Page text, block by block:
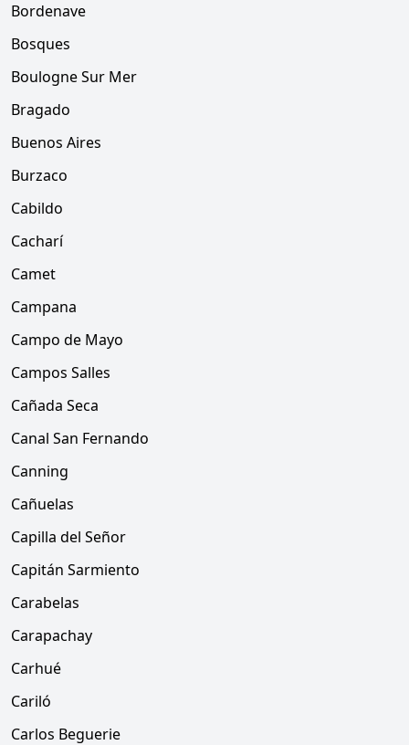
Bordenave
Bosques
Boulogne Sur Mer
Bragado
Buenos Aires
Burzaco
Cabildo
Cacharí
Camet
Campana
Campo de Mayo
Campos Salles
Cañada Seca
Canal San Fernando
Canning
Cañuelas
Capilla del Señor
Capitán Sarmiento
Carabelas
Carapachay
Carhué
Cariló
Carlos Beguerie